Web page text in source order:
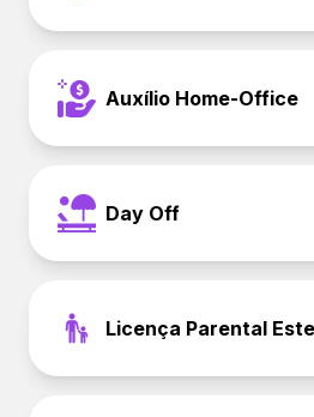
Auxílio Home-Office
Day Off
Licença Parental